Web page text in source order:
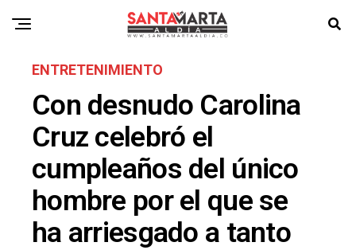
ENTRETENIMIENTO
Con desnudo Carolina
Cruz celebró el
cumpleaños del único
hombre por el que se
ha arriesgado a tanto